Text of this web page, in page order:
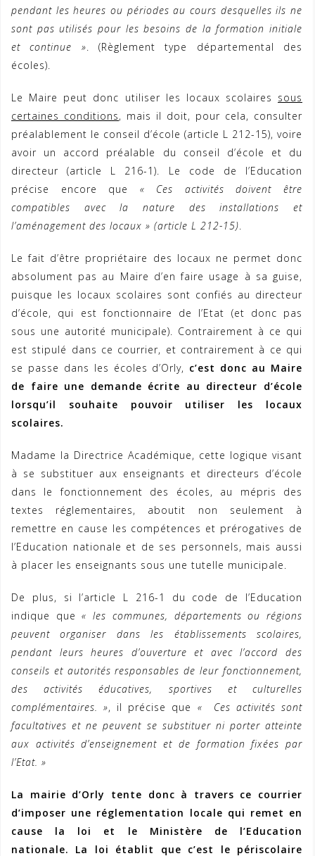
pendant les heures ou périodes au cours desquelles ils ne
sont pas utilisés pour les besoins de la formation initiale
et continue ». (Règlement type départemental des
écoles).
Le Maire peut donc utiliser les locaux scolaires sous
certaines conditions, mais il doit, pour cela, consulter
préalablement le conseil d’école (article L 212-15), voire
avoir un accord préalable du conseil d’école et du
directeur (article L 216-1). Le code de l’Education
précise encore que « Ces activités doivent être
compatibles avec la nature des installations et
l’aménagement des locaux » (article L 212-15).
Le fait d’être propriétaire des locaux ne permet donc
absolument pas au Maire d’en faire usage à sa guise,
puisque les locaux scolaires sont confiés au directeur
d’école, qui est fonctionnaire de l’Etat (et donc pas
sous une autorité municipale). Contrairement à ce qui
est stipulé dans ce courrier, et contrairement à ce qui
se passe dans les écoles d’Orly, c’est donc au Maire
de faire une demande écrite au directeur d’école
lorsqu’il souhaite pouvoir utiliser les locaux
scolaires.
Madame la Directrice Académique, cette logique visant
à se substituer aux enseignants et directeurs d’école
dans le fonctionnement des écoles, au mépris des
textes réglementaires, aboutit non seulement à
remettre en cause les compétences et prérogatives de
l’Education nationale et de ses personnels, mais aussi
à placer les enseignants sous une tutelle municipale.
De plus, si l’article L 216-1 du code de l’Education
indique que« les communes, départements ou régions
peuvent organiser dans les établissements scolaires,
pendant leurs heures d’ouverture et avec l’accord des
conseils et autorités responsables de leur fonctionnement,
des activités éducatives, sportives et culturelles
complémentaires. », il précise que « Ces activités sont
facultatives et ne peuvent se substituer ni porter atteinte
aux activités d’enseignement et de formation fixées par
l’Etat. »
La mairie d’Orly tente donc à travers ce courrier
d’imposer une réglementation locale qui remet en
cause la loi et le Ministère de l’Education
nationale. La loi établit que c’est le périscolaire